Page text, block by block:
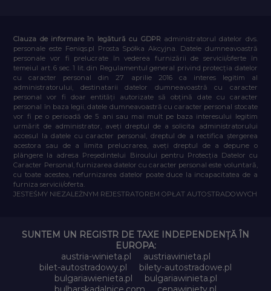
Clauza de informare în legătură cu GDPR administratorul datelor dvs.
personale este Feniqs.pl Prosta Spółka Akcyjna. Datele dumneavoastră
personale vor fi prelucrate în vederea furnizării de servicii/oferte în
temeiul art. 6 sec. 1 lit. din Regulamentul general privind protecția datelor
cu caracter personal din 27 aprilie 2016 ca interes legitim al
administratorului, destinatarii datelor dumneavoastră cu caracter
personal vor fi doar entități autorizate să obțină date cu caracter
personal în baza legii, datele dumneavoastră cu caracter personal stocate
vor fi pe o perioadă de 5 ani sau mai mult pe baza interesului legitim
urmărit de administrator, aveți dreptul de a solicita administratorului
accesul la datele cu caracter personal, dreptul de a rectifica ștergerea
acestora sau de a limita prelucrarea, aveți dreptul de a depune o
plângere la adresa Președintelui Biroului pentru Protecția Datelor cu
Caracter Personal, furnizarea datelor cu caracter personal este voluntară,
cu toate acestea, nefurnizarea datelor poate duce la incapacitatea de a
furniza servicii/oferta.
JESTEŚMY NIEZALEŻNYM REJESTRATOREM OPŁAT AUTOSTRADOWYCH
SUNTEM UN REGISTR DE TAXE INDEPENDENȚĂ ÎN
EUROPA:
austria-winieta.pl
austriawinieta.pl
bilet-autostradowy.pl
bilety-autostradowe.pl
bulgariawienieta.pl
bulgariawinieta.pl